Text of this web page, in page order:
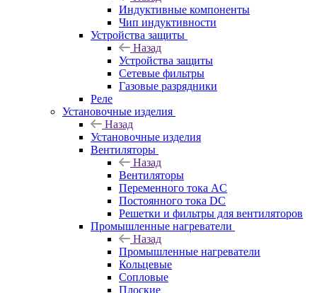
Индуктивные компоненты
Чип индуктивности
Устройства защиты
Назад
Устройства защиты
Сетевые фильтры
Газовые разрядники
Реле
Установочные изделия
Назад
Установочные изделия
Вентиляторы
Назад
Вентиляторы
Переменного тока AC
Постоянного тока DC
Решетки и фильтры для вентиляторов
Промышленные нагреватели
Назад
Промышленные нагреватели
Кольцевые
Сопловые
Плоские